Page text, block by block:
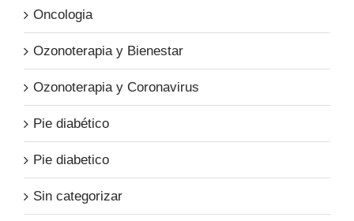
Oncologia
Ozonoterapia y Bienestar
Ozonoterapia y Coronavirus
Pie diabético
Pie diabetico
Sin categorizar